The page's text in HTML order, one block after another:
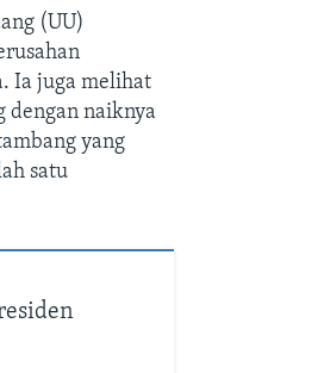
(UU)
Ia juga melihat
dengan naiknya
yang
satu